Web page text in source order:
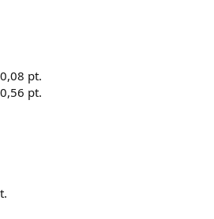
pt.
pt.